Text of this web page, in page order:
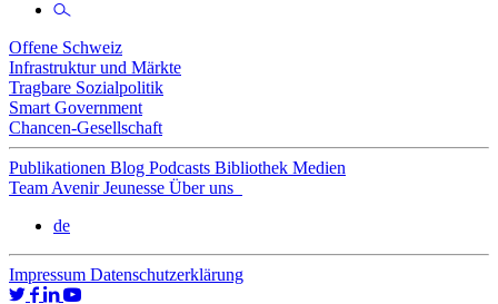
Offene Schweiz
Infrastruktur und Märkte
Tragbare Sozialpolitik
Smart Government
Chancen-Gesellschaft
Publikationen Blog Podcasts Bibliothek Medien
Team Avenir Jeunesse Über uns
de
Impressum Datenschutzerklärung